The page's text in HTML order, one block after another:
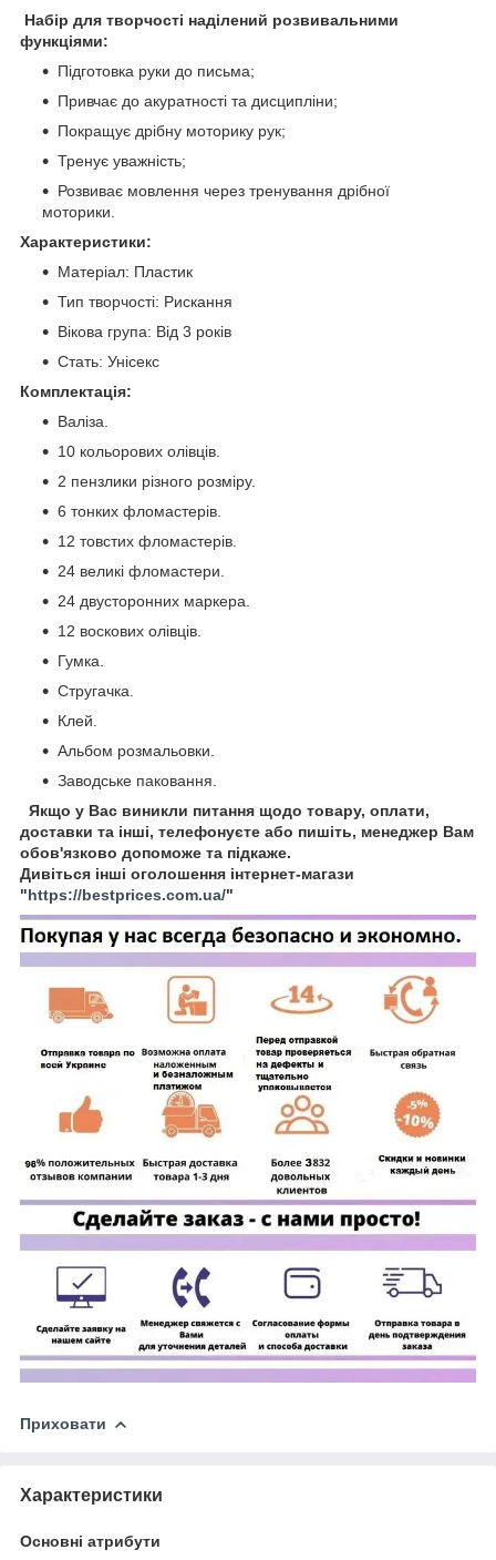
Набір для творчості наділений розвивальними
функціями:
Підготовка руки до письма;
Привчає до акуратності та дисципліни;
Покращує дрібну моторику рук;
Тренує уважність;
Розвиває мовлення через тренування дрібної
моторики.
Характеристики:
Матеріал: Пластик
Тип творчості: Рискання
Вікова група: Від 3 років
Стать: Унісекс
Комплектація:
Валіза.
10 кольорових олівців.
2 пензлики різного розміру.
6 тонких фломастерів.
12 товстих фломастерів.
24 великі фломастери.
24 двусторонних маркера.
12 воскових олівців.
Гумка.
Стругачка.
Клей.
Альбом розмальовки.
Заводське паковання.
Якщо у Вас виникли питання щодо товару, оплати,
доставки та інші, телефонуєте або пишіть, менеджер Вам
обов'язково допоможе та підкаже.
Дивіться інші оголошення інтернет-магази
"https://bestprices.com.ua/"
Приховати
Характеристики
Основні атрибути